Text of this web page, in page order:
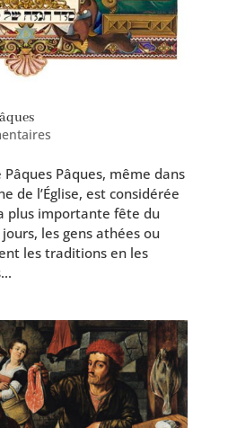
Pâques Pâques, même dans
de l’Église, est consi­dé­rée
plus impor­tante fête du
les gens athées ou
les tra­di­tions en les